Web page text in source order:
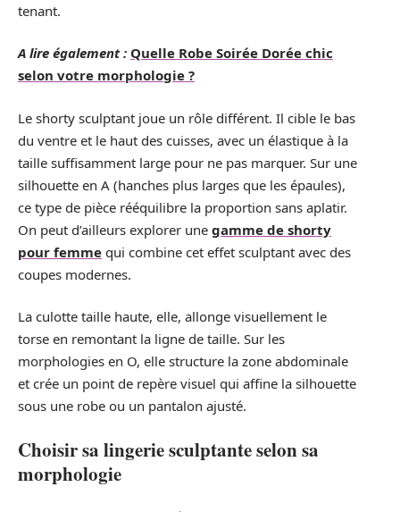
tenant.
A lire également : Quelle Robe Soirée Dorée chic
selon votre morphologie ?
Le shorty sculptant joue un rôle différent. Il cible le bas
du ventre et le haut des cuisses, avec un élastique à la
taille suffisamment large pour ne pas marquer. Sur une
silhouette en A (hanches plus larges que les épaules),
ce type de pièce rééquilibre la proportion sans aplatir.
On peut d’ailleurs explorer une gamme de shorty
pour femme qui combine cet effet sculptant avec des
coupes modernes.
La culotte taille haute, elle, allonge visuellement le
torse en remontant la ligne de taille. Sur les
morphologies en O, elle structure la zone abdominale
et crée un point de repère visuel qui affine la silhouette
sous une robe ou un pantalon ajusté.
Choisir sa lingerie sculptante selon sa
morphologie